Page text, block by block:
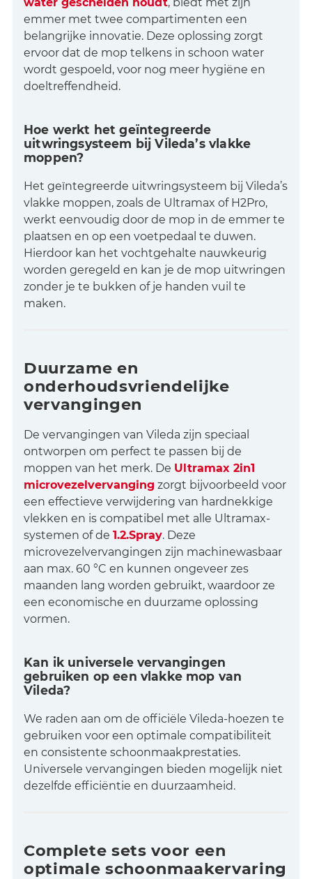
emmer met twee compartimenten een
belangrijke innovatie. Deze oplossing zorgt
ervoor dat de mop telkens in schoon water
wordt gespoeld, voor nog meer hygiëne en
doeltreffendheid.
Hoe werkt het geïntegreerde
uitwringsysteem bij Vileda’s vlakke
moppen?
Het geïntegreerde uitwringsysteem bij Vileda’s
vlakke moppen, zoals de Ultramax of H2Pro,
werkt eenvoudig door de mop in de emmer te
plaatsen en op een voetpedaal te duwen.
Hierdoor kan het vochtgehalte nauwkeurig
worden geregeld en kan je de mop uitwringen
zonder je te bukken of je handen vuil te
maken.
Duurzame en
onderhoudsvriendelijke
vervangingen
De vervangingen van Vileda zijn speciaal
ontworpen om perfect te passen bij de
moppen van het merk. De Ultramax 2in1
microvezelvervanging zorgt bijvoorbeeld voor
een effectieve verwijdering van hardnekkige
vlekken en is compatibel met alle Ultramax-
systemen of de 1.2.Spray. Deze
microvezelvervangingen zijn machinewasbaar
aan max. 60 °C en kunnen ongeveer zes
maanden lang worden gebruikt, waardoor ze
een economische en duurzame oplossing
vormen.
Kan ik universele vervangingen
gebruiken op een vlakke mop van
Vileda?
We raden aan om de officiële Vileda-hoezen te
gebruiken voor een optimale compatibiliteit
en consistente schoonmaakprestaties.
Universele vervangingen bieden mogelijk niet
dezelfde efficiëntie en duurzaamheid.
Complete sets voor een
optimale schoonmaakervaring